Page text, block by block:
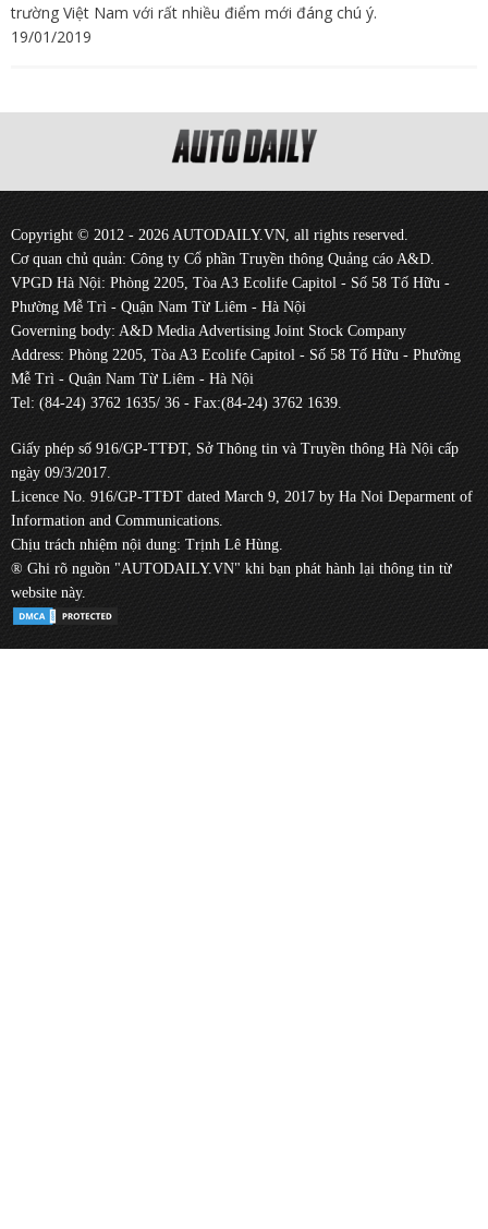
trường Việt Nam với rất nhiều điểm mới đáng chú ý.
19/01/2019
Copyright © 2012 - 2026 AUTODAILY.VN, all rights reserved.
Cơ quan chủ quản: Công ty Cổ phần Truyền thông Quảng cáo A&D.
VPGD Hà Nội: Phòng 2205, Tòa A3 Ecolife Capitol - Số 58 Tố Hữu -
Phường Mễ Trì - Quận Nam Từ Liêm - Hà Nội
Governing body: A&D Media Advertising Joint Stock Company
Address: Phòng 2205, Tòa A3 Ecolife Capitol - Số 58 Tố Hữu - Phường
Mễ Trì - Quận Nam Từ Liêm - Hà Nội
Tel: (84-24) 3762 1635/ 36 - Fax:(84-24) 3762 1639.
Giấy phép số 916/GP-TTĐT, Sở Thông tin và Truyền thông Hà Nội cấp
ngày 09/3/2017.
Licence No. 916/GP-TTĐT dated March 9, 2017 by Ha Noi Deparment of
Information and Communications.
Chịu trách nhiệm nội dung: Trịnh Lê Hùng.
® Ghi rõ nguồn "AUTODAILY.VN" khi bạn phát hành lại thông tin từ
website này.